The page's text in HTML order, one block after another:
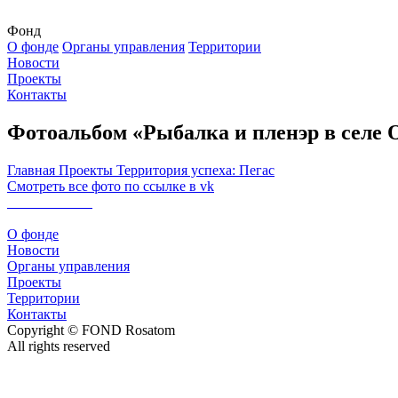
Фонд
О фонде Органы управления Территории
Новости
Проекты
Контакты
Фотоальбом «Рыбалка и пленэр в селе
Главная Проекты Территория успеха: Пегас
Смотреть все фото по ссылке в vk
О фонде
Новости
Органы управления
Проекты
Территории
Контакты
Copyright © FOND Rosatom
All rights reserved